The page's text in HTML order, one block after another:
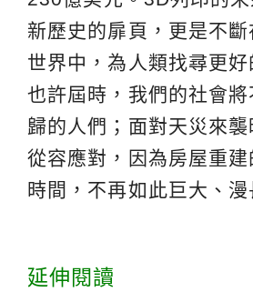
新歷史的扉頁，更是不
世界中，為人類找尋更好
也許屆時，我們的社會
歸的人們；面對天災來
從容應對，因為房屋重
時間，不再如此巨大、漫
延伸閱讀